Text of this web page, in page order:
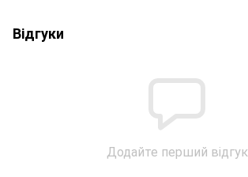
Відгуки
Додайте перший відгук